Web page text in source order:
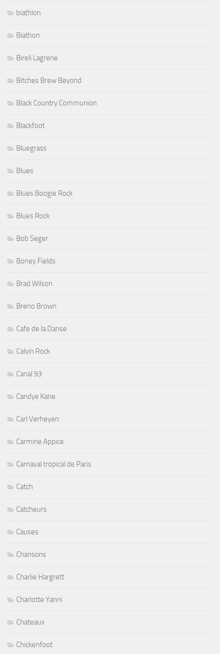
biathlon
Biathon
Bireli Lagrene
Bitches Brew Beyond
Black Country Communion
Blackfoot
Bluegrass
Blues
Blues Boogie Rock
Blues Rock
Bob Seger
Boney Fields
Brad Wilson
Breno Brown
Cafe de la Danse
Calvin Rock
Canal 93
Candye Kane
Carl Verheyen
Carmine Appice
Carnaval tropical de Paris
Catch
Catcheurs
Causes
Chansons
Charlie Hargrett
Charlotte Yanni
Chateaux
Chickenfoot